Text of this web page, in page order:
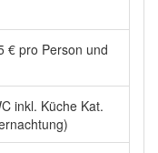
€ pro Person und
inkl. Küche Kat.